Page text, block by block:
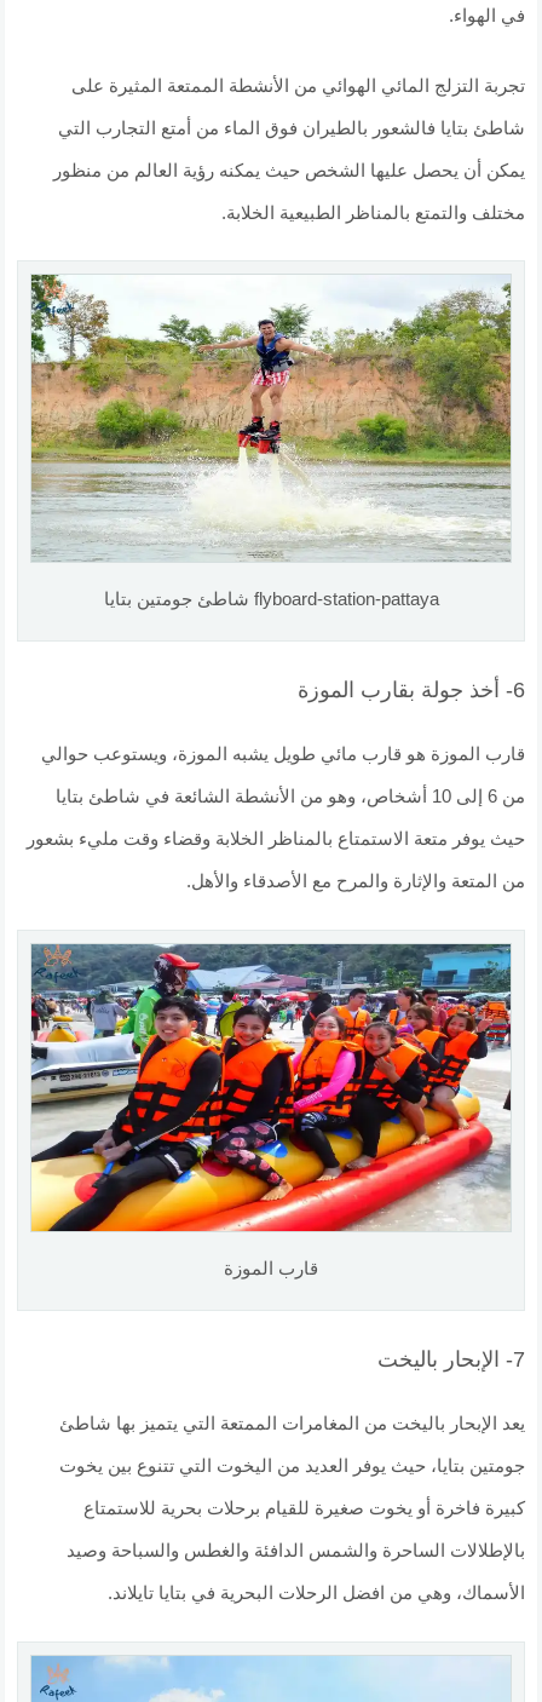
في الهواء.
تجربة التزلج المائي الهوائي من الأنشطة الممتعة المثيرة على
شاطئ بتايا فالشعور بالطيران فوق الماء من أمتع التجارب التي
يمكن أن يحصل عليها الشخص حيث يمكنه رؤية العالم من منظور
مختلف والتمتع بالمناظر الطبيعية الخلابة.
flyboard-station-pattaya شاطئ جومتين بتايا
6- أخذ جولة بقارب الموزة
قارب الموزة هو قارب مائي طويل يشبه الموزة، ويستوعب حوالي
من 6 إلى 10 أشخاص، وهو من الأنشطة الشائعة في شاطئ بتايا
حيث يوفر متعة الاستمتاع بالمناظر الخلابة وقضاء وقت مليء بشعور
من المتعة والإثارة والمرح مع الأصدقاء والأهل.
قارب الموزة
7- الإبحار باليخت
يعد الإبحار باليخت من المغامرات الممتعة التي يتميز بها شاطئ
جومتين بتايا، حيث يوفر العديد من اليخوت التي تتنوع بين يخوت
كبيرة فاخرة أو يخوت صغيرة للقيام برحلات بحرية للاستمتاع
بالإطلالات الساحرة والشمس الدافئة والغطس والسباحة وصيد
الأسماك، وهي من افضل الرحلات البحرية في بتايا تايلاند.